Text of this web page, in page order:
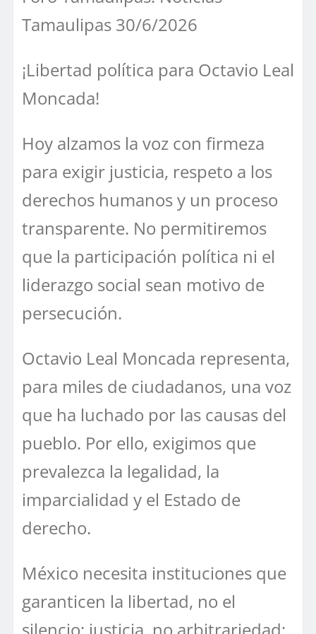
Tamaulipas 30/6/2026
¡Libertad política para Octavio Leal
Moncada!
Hoy alzamos la voz con firmeza
para exigir justicia, respeto a los
derechos humanos y un proceso
transparente. No permitiremos
que la participación política ni el
liderazgo social sean motivo de
persecución.
Octavio Leal Moncada representa,
para miles de ciudadanos, una voz
que ha luchado por las causas del
pueblo. Por ello, exigimos que
prevalezca la legalidad, la
imparcialidad y el Estado de
derecho.
México necesita instituciones que
garanticen la libertad, no el
silencio; justicia, no arbitrariedad;